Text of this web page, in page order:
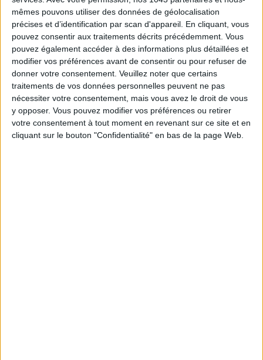
mêmes pouvons utiliser des données de géolocalisation
précises et d’identification par scan d'appareil. En cliquant, vous
pouvez consentir aux traitements décrits précédemment. Vous
pouvez également accéder à des informations plus détaillées et
modifier vos préférences avant de consentir ou pour refuser de
donner votre consentement. Veuillez noter que certains
traitements de vos données personnelles peuvent ne pas
nécessiter votre consentement, mais vous avez le droit de vous
y opposer. Vous pouvez modifier vos préférences ou retirer
votre consentement à tout moment en revenant sur ce site et en
cliquant sur le bouton "Confidentialité" en bas de la page Web.